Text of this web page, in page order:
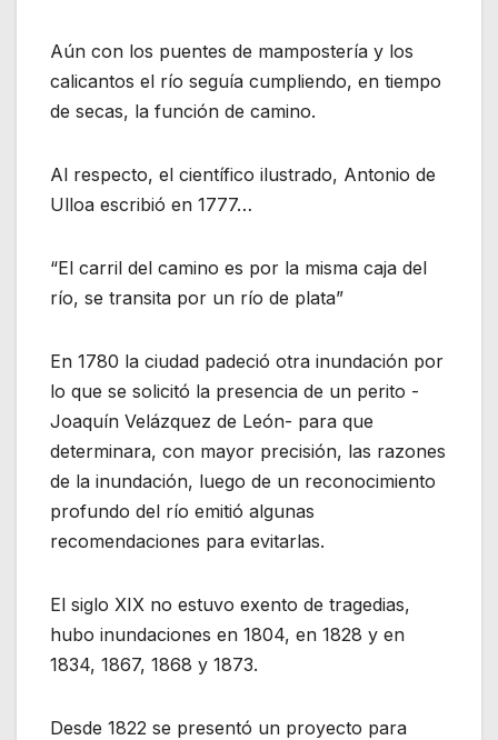
Aún con los puentes de mampostería y los
calicantos el río seguía cumpliendo, en tiempo
de secas, la función de camino.
Al respecto, el científico ilustrado, Antonio de
Ulloa escribió en 1777…
“El carril del camino es por la misma caja del
río, se transita por un río de plata”
En 1780 la ciudad padeció otra inundación por
lo que se solicitó la presencia de un perito -
Joaquín Velázquez de León- para que
determinara, con mayor precisión, las razones
de la inundación, luego de un reconocimiento
profundo del río emitió algunas
recomendaciones para evitarlas.
El siglo XIX no estuvo exento de tragedias,
hubo inundaciones en 1804, en 1828 y en
1834, 1867, 1868 y 1873.
Desde 1822 se presentó un proyecto para